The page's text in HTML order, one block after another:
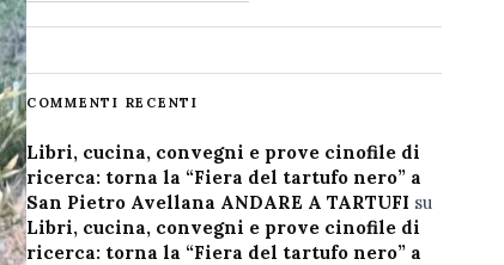
COMMENTI RECENTI
Libri, cucina, convegni e prove cinofile di
ricerca: torna la “Fiera del tartufo nero” a
San Pietro Avellana ANDARE A TARTUFI su
Libri, cucina, convegni e prove cinofile di
ricerca: torna la “Fiera del tartufo nero” a